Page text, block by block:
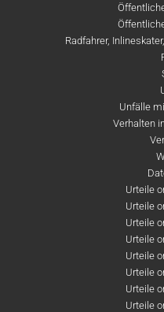
Radfahrer,
Unfälle
Verhalten
Urteile
Urteile
Urteile
Urteile
Urteile
Urteile
Urteile
Urteile